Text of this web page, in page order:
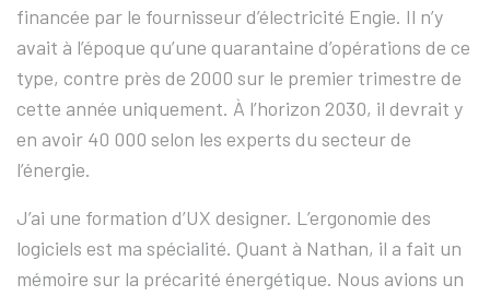
financée par le fournisseur d’électricité Engie. Il n’y
avait à l’époque qu’une quarantaine d’opérations de ce
type, contre près de 2000 sur le premier trimestre de
cette année uniquement. À l’horizon 2030, il devrait y
en avoir 40 000 selon les experts du secteur de
l’énergie.
J’ai une formation d’UX designer. L’ergonomie des
logiciels est ma spécialité. Quant à Nathan, il a fait un
mémoire sur la précarité énergétique. Nous avions un